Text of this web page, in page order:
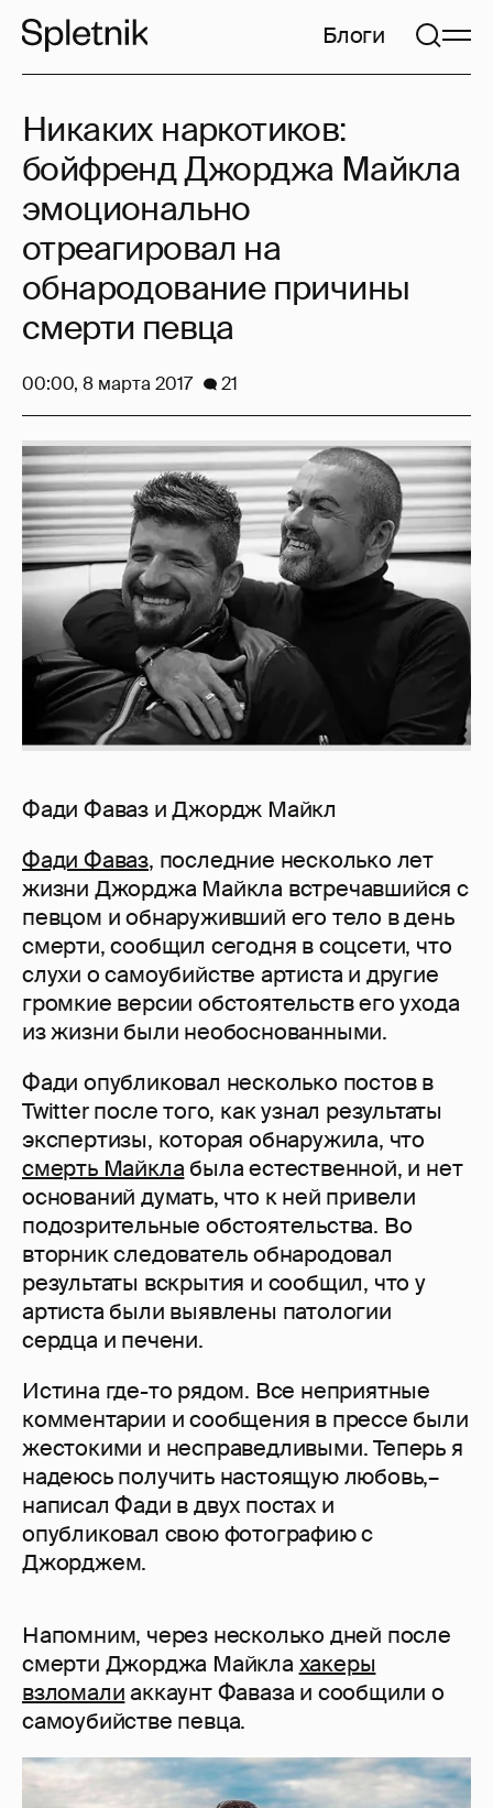
Блоги
Фади Фаваз и Джордж Майкл
Фади Фаваз, последние несколько лет
жизни Джорджа Майкла встречавшийся с
певцом и обнаруживший его тело в день
смерти, сообщил сегодня в соцсети, что
слухи о самоубийстве артиста и другие
громкие версии обстоятельств его ухода
из жизни были необоснованными.
Фади опубликовал несколько постов в
Twitter после того, как узнал результаты
экспертизы, которая обнаружила, что
смерть Майкла была естественной, и нет
оснований думать, что к ней привели
подозрительные обстоятельства. Во
вторник следователь обнародовал
результаты вскрытия и сообщил, что у
артиста были выявлены патологии
сердца и печени.
Истина где-то рядом. Все неприятные
комментарии и сообщения в прессе были
жестокими и несправедливыми. Теперь я
надеюсь получить настоящую любовь,–
написал Фади в двух постах и
опубликовал свою фотографию с
Джорджем.
Напомним, через несколько дней после
смерти Джорджа Майкла хакеры
взломалиаккаунт Фаваза и сообщили о
самоубийстве певца.
Никаких наркотиков:
бойфренд Джорджа Майкла
эмоционально
отреагировал на
обнародование причины
смерти певца
00:00, 8 марта 2017 21